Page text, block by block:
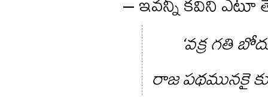
‘వక్ర గతి
రాజ పథమునకై